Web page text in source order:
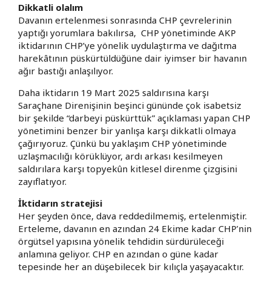
Dikkatli olalım
Davanın ertelenmesi sonrasında CHP çevrelerinin
yaptığı yorumlara bakılırsa, CHP yönetiminde AKP
iktidarının CHP’ye yönelik uydulaştırma ve dağıtma
harekâtının püskürtüldüğüne dair iyimser bir havanın
ağır bastığı anlaşılıyor.
Daha iktidarın 19 Mart 2025 saldırısına karşı
Saraçhane Direnişinin beşinci gününde çok isabetsiz
bir şekilde “darbeyi püskürttük” açıklaması yapan CHP
yönetimini benzer bir yanlışa karşı dikkatli olmaya
çağırıyoruz. Çünkü bu yaklaşım CHP yönetiminde
uzlaşmacılığı körüklüyor, ardı arkası kesilmeyen
saldırılara karşı topyekûn kitlesel direnme çizgisini
zayıflatıyor.
İktidarın stratejisi
Her şeyden önce, dava reddedilmemiş, ertelenmiştir.
Erteleme, davanın en azından 24 Ekime kadar CHP’nin
örgütsel yapısına yönelik tehdidin sürdürüleceği
anlamına geliyor. CHP en azından o güne kadar
tepesinde her an düşebilecek bir kılıçla yaşayacaktır.